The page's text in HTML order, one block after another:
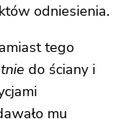
odniesienia.
tego
do ściany i
mu